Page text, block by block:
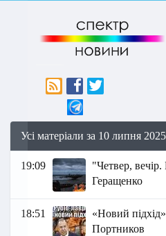
Усі матеріали за 10 липня
19:09
"Четвер,
Геращенко
18:51
«Новий
Портников